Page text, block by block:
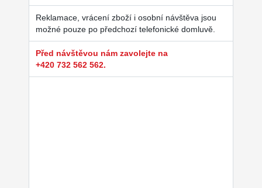
Reklamace, vrácení zboží i osobní návštěva jsou
možné pouze po předchozí telefonické domluvě.
Před návštěvou nám zavolejte na
+420 732 562 562.